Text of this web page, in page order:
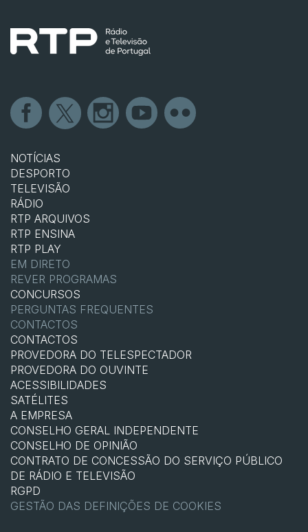
NOTÍCIAS
DESPORTO
TELEVISÃO
RÁDIO
RTP ARQUIVOS
RTP ENSINA
RTP PLAY
EM DIRETO
REVER PROGRAMAS
CONCURSOS
PERGUNTAS FREQUENTES
CONTACTOS
CONTACTOS
PROVEDORA DO TELESPECTADOR
PROVEDORA DO OUVINTE
ACESSIBILIDADES
SATÉLITES
A EMPRESA
CONSELHO GERAL INDEPENDENTE
CONSELHO DE OPINIÃO
CONTRATO DE CONCESSÃO DO SERVIÇO PÚBLICO
DE RÁDIO E TELEVISÃO
RGPD
GESTÃO DAS DEFINIÇÕES DE COOKIES